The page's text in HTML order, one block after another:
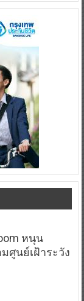
หนุน
ศูนย์เฝ้าระวัง